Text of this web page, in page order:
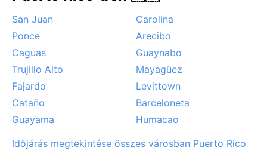
záporok után kibomló szivárvány itt mindennapos
látvány.
San Juan
Carolina
Ponce
Arecibo
Caguas
Guaynabo
Trujillo Alto
Mayagüez
Fajardo
Levittown
Cataño
Barceloneta
Guayama
Humacao
Időjárás megtekintése összes városban Puerto Rico